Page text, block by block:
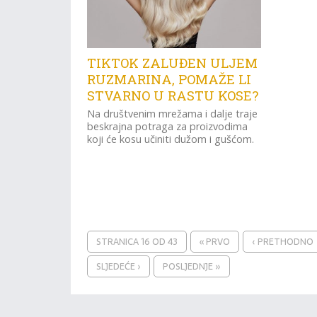
TIKTOK ZALUĐEN ULJEM
RUZMARINA, POMAŽE LI
STVARNO U RASTU KOSE?
Na društvenim mrežama i dalje traje
beskrajna potraga za proizvodima
koji će kosu učiniti dužom i gušćom.
STRANICA 16 OD 43 « PRVO ‹ PRETHODNO
SLJEDEĆE ›
POSLJEDNJE »